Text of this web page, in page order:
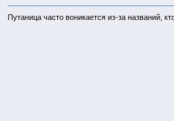
Путаница часто воникается из-за названий,